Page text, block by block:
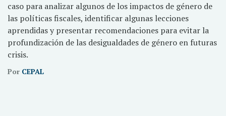
caso para analizar algunos de los impactos de género de
las políticas fiscales, identificar algunas lecciones
aprendidas y presentar recomendaciones para evitar la
profundización de las desigualdades de género en futuras
crisis.
Por CEPAL